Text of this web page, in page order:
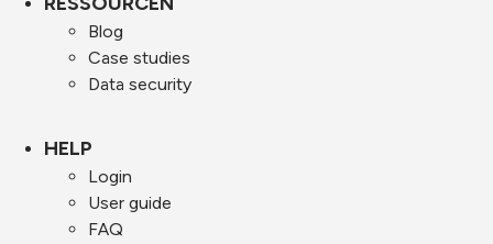
Blog
Case studies
Data security
HELP
Login
User guide
FAQ